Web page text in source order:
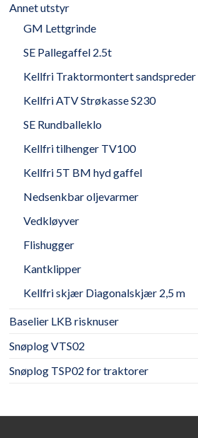
Annet utstyr
GM Lettgrinde
SE Pallegaffel 2.5t
Kellfri Traktormontert sandspreder
Kellfri ATV Strøkasse S230
SE Rundballeklo
Kellfri tilhenger TV100
Kellfri 5T BM hyd gaffel
Nedsenkbar oljevarmer
Vedkløyver
Flishugger
Kantklipper
Kellfri skjær Diagonalskjær 2,5 m
Baselier LKB risknuser
Snøplog VTS02
Snøplog TSP02 for traktorer